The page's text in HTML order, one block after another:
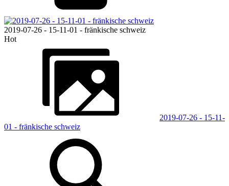
2019-07-26 - 15-11-01 - fränkische schweiz
Hot
2019-07-26 - 15-11-
01 - fränkische schweiz